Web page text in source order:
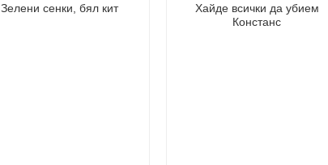
Зелени сенки, бял кит
Хайде всички да убием
Констанс